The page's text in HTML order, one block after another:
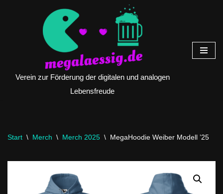
Verein zur Förderung der digitalen und analogen
Lebensfreude
Start \ Merch \ Merch 2025 \ MegaHoodie Weiber Modell ’25